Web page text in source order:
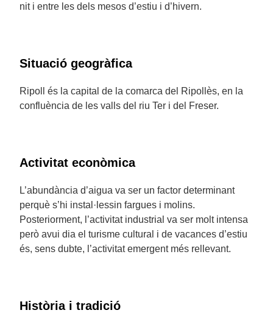
nit i entre les dels mesos d’estiu i d’hivern.
Situació geogràfica
Ripoll és la capital de la comarca del Ripollès, en la
confluència de les valls del riu Ter i del Freser.
Activitat econòmica
L’abundància d’aigua va ser un factor determinant
perquè s’hi instal·lessin fargues i molins.
Posteriorment, l’activitat industrial va ser molt intensa
però avui dia el turisme cultural i de vacances d’estiu
és, sens dubte, l’activitat emergent més rellevant.
Història i tradició